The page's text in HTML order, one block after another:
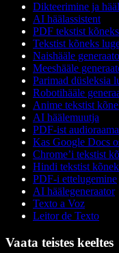
Dikteerimine ja
AI häälassistent
PDF tekstist
Tekstist kõneks
Naishääle
Meeshääle
Parimad düsleksia
Robotihääle
Anime tekstist
AI häälemuutja
PDF-ist
Kas Google Docs
Chrome’i tekstist
Hindi tekstist
PDF-i ettelugemine
AI häälegeneraator
Texto a Voz
Leitor de Texto
Vaata teistes keeltes